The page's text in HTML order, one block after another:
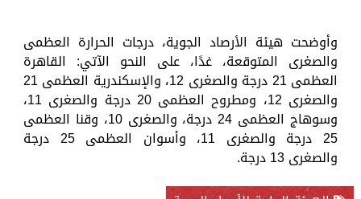
وأوضحت هيئة الأرصاد الجوية، درجات الحرارة العظمى
والصغرى المتوقعة، غدًا، على النحو الآتي: القاهرة
العظمى 21 درجة والصغرى 12، والإسكندرية العظمى 21
والصغرى 12، ومطروح العظمى 20 درجة والصغرى 11،
وسوهاج العظمى 24 درجة، والصغرى 10، وقنا العظمى
25 درجة والصغرى 11، وأسوان العظمى 25 درجة
والصغرى 13 درجة.